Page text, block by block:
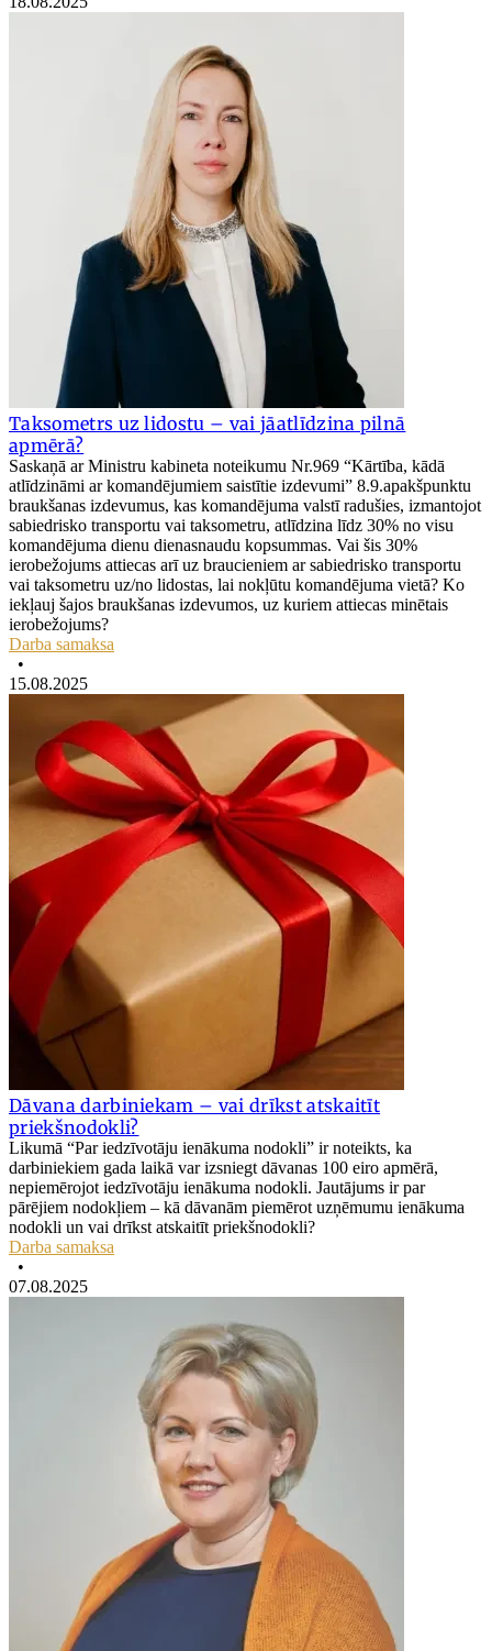
Taksometrs uz lidostu – vai jāatlīdzina pilnā
apmērā?
Saskaņā ar Ministru kabineta noteikumu Nr.969 “Kārtība, kādā
atlīdzināmi ar komandējumiem saistītie izdevumi” 8.9.apakšpunktu
braukšanas izdevumus, kas komandējuma valstī radušies, izmantojot
sabiedrisko transportu vai taksometru, atlīdzina līdz 30% no visu
komandējuma dienu dienasnaudu kopsummas. Vai šis 30%
ierobežojums attiecas arī uz braucieniem ar sabiedrisko transportu
vai taksometru uz/no lidostas, lai nokļūtu komandējuma vietā? Ko
iekļauj šajos braukšanas izdevumos, uz kuriem attiecas minētais
ierobežojums?
Darba samaksa
•
15.08.2025
Dāvana darbiniekam – vai drīkst atskaitīt
priekšnodokli?
Likumā “Par iedzīvotāju ienākuma nodokli” ir noteikts, ka
darbiniekiem gada laikā var izsniegt dāvanas 100 eiro apmērā,
nepiemērojot iedzīvotāju ienākuma nodokli. Jautājums ir par
pārējiem nodokļiem – kā dāvanām piemērot uzņēmumu ienākuma
nodokli un vai drīkst atskaitīt priekšnodokli?
Darba samaksa
•
07.08.2025